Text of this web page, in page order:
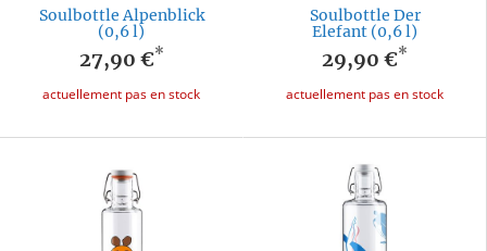
Soulbottle Alpenblick
(0,6 l)
27,90 €*
actuellement pas en stock
Soulbottle Der
Elefant (0,6 l)
29,90 €*
actuellement pas en stock